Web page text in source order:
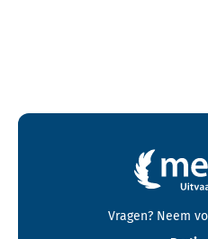
Contactgegevens en footer menu
Vragen? Neem